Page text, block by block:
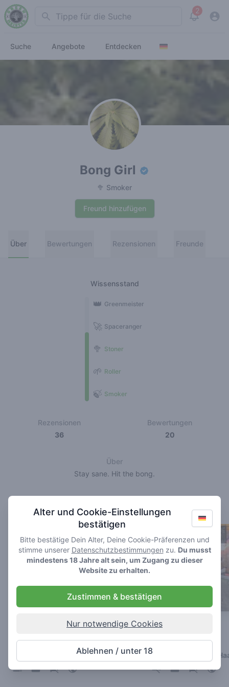
Search 2
View
Suche Angebote Entdecken
Bong Girl
🥦 Smoker
Freund hinzufügen
Über Bewertungen Rezensionen Freunde
Wissensstand
🍃 Smoker
🌱 Roller
🥦 Stoner
🚀 Spaceranger
👑 Greenmeister
Rezensionen
36
Bewertungen
20
Über
Stay sane. Hit the bong.
Bevorzugte Shops
4/ 5
Coffeeshop in Den Haag
Simpel Minds
3.8/ 5
Coffeeshop in Den
Alter und Cookie-Einstellungen
bestätigen
Bitte bestätige Dein Alter, Deine Cookie-Präferenzen und
stimme unserer Datenschutzbestimmungen zu. Du musst
mindestens 18 Jahre alt sein, um Zugang zu dieser
Website zu erhalten.
Zustimmen & bestätigen
Nur notwendige Cookies
Ablehnen / unter 18